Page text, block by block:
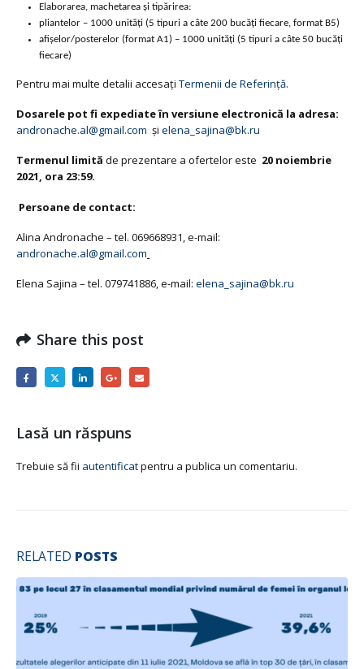
Elaborarea, machetarea și tipărirea:
pliantelor – 1000 unități (5 tipuri a câte 200 bucăți fiecare, format B5)
afișelor/posterelor (format A1) – 1000 unități (5 tipuri a câte 50 bucăți
fiecare)
Pentru mai multe detalii accesați Termenii de Referință.
Dosarele pot fi expediate în versiune electronică la adresa:
andronache.al@gmail.com și elena_sajina@bk.ru
Termenul limită de prezentare a ofertelor este 20 noiembrie
2021, ora 23:59.
Persoane de contact:
Alina Andronache – tel. 069668931, e-mail:
andronache.al@gmail.com
Elena Sajina – tel. 079741886, e-mail: elena_sajina@bk.ru
Share this post
Lasă un răspuns
Trebuie să fii autentificatpentru a publica un comentariu.
RELATED POSTS